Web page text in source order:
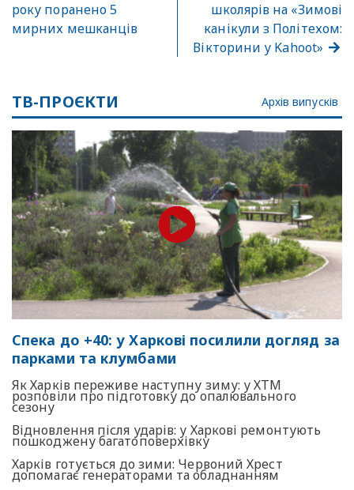
року поранено 5
мирних мешканців
школярів на «Зимові
канікули з Політехом:
Вікторини у Kahoot»
ТВ-ПРОЄКТИ Архів випусків
Спека до +40: у Харкові посилили догляд за
парками та клумбами
Як Харків переживе наступну зиму: у ХТМ
розповіли про підготовку до опалювального
сезону
Відновлення після ударів: у Харкові ремонтують
пошкоджену багатоповерхівку
Харків готується до зими: Червоний Хрест
допомагає генераторами та обладнанням